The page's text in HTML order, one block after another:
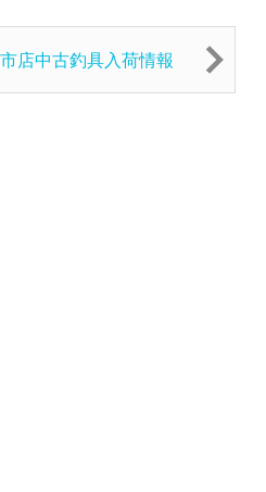
店中古釣具入荷情報